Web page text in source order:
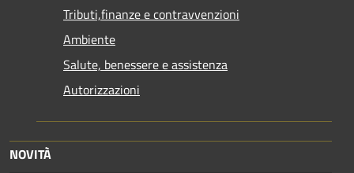
Tributi,finanze e contravvenzioni
Ambiente
Salute, benessere e assistenza
Autorizzazioni
NOVITÀ